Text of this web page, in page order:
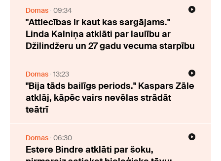
Domas 09:34
"Attiecības ir kaut kas sargājams."
Linda Kalniņa atklāti par laulību ar
Džilindžeru un 27 gadu vecuma starpību
Domas 13:23
"Bija tāds bailīgs periods." Kaspars Zāle
atklāj, kāpēc vairs nevēlas strādāt
teātrī
Domas 06:30
Estere Bindre atklāti par šoku,